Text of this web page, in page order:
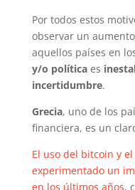
Por todos estos
observar un
aquellos países en
y/o políticaes
incertidumbre.
Grecia, uno de los
financiera, es un
El uso del bitcoin y
experimentado un
en los últimos años,